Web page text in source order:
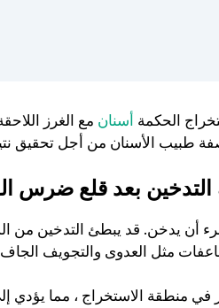
الحكمة أسنان مع الغرز
بعد قلع ضرس
أن يدخن. قد يبطئ التدخين من
في منطقة الاستخراج ، مما يؤدي
P
بيوش ياداف
قبل عام
غير موقع استشارات اللياقة
كان من السهل اتباع خطط
التمرين والتغذية الشخصية
على الطريق - موصى به